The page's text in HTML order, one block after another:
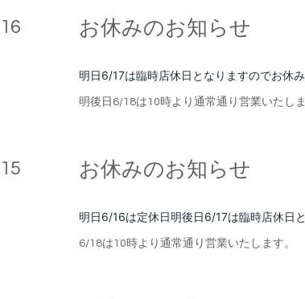
16 お休みのお知らせ
明日6/17は臨時店休日となりますのでお休
明後日6/18は10時より通常通り営業いたしま
15 お休みのお知らせ
明日6/16は定休日明後日6/17は臨時店休日
6/18は10時より通常通り営業いたします。